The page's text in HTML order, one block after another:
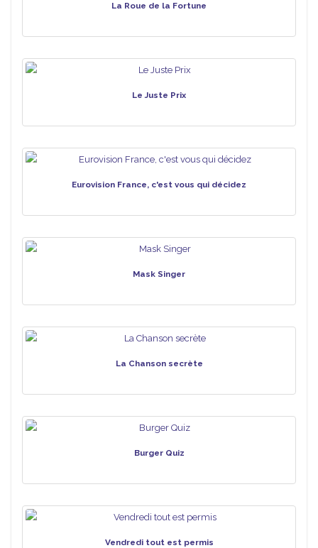
La Roue de la Fortune
Le Juste Prix
Eurovision France, c'est vous qui décidez
Mask Singer
La Chanson secrète
Burger Quiz
Vendredi tout est permis